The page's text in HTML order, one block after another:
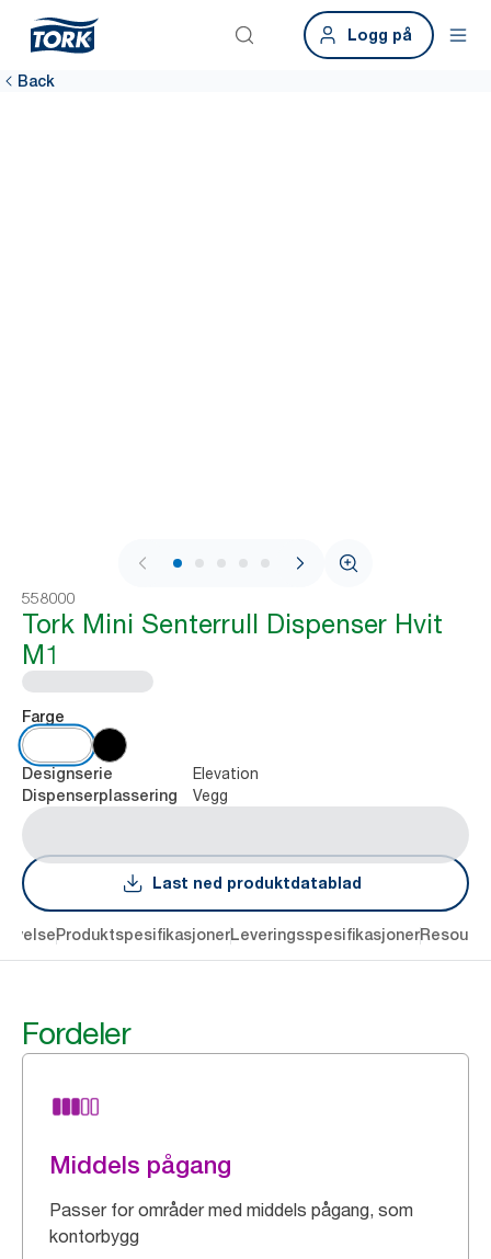
Logg på
Back
1 / 9
558000
Tork Mini Senterrull Dispenser Hvit
M1
Farge
Designserie Elevation
Dispenserplassering Vegg
Last ned produktdatablad
ProduktspesifikasjonerLeveringsspesifikasjoner
Fordeler
Middels pågang
Passer for områder med middels pågang, som
kontorbygg